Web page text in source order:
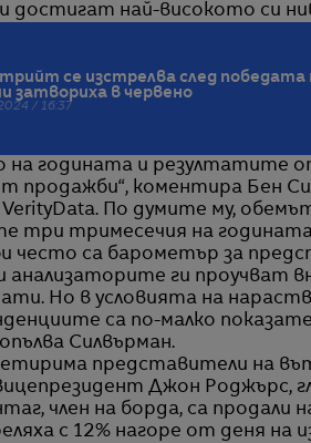
достигат най-високото си
се изстрелва след победата
затвориха в червено
/ 16:37
на годината и резултатите
продажби“, коментира Бен
VerityData. По думите му,
три тримесечия на
често са барометър за
ги проучват
Но в условията на
са по-малко
Силвърман.
представители на
Джон Роджърс,
член на борда, са продали
с 12% нагоре от деня на